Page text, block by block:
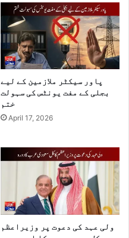
پاور سیکٹر ملازمین کے لیے
بجلی کے مفت یونٹس کی سہولت
ختم
April 17, 2026
ولی عہد کی دعوت پر وزیراعظم